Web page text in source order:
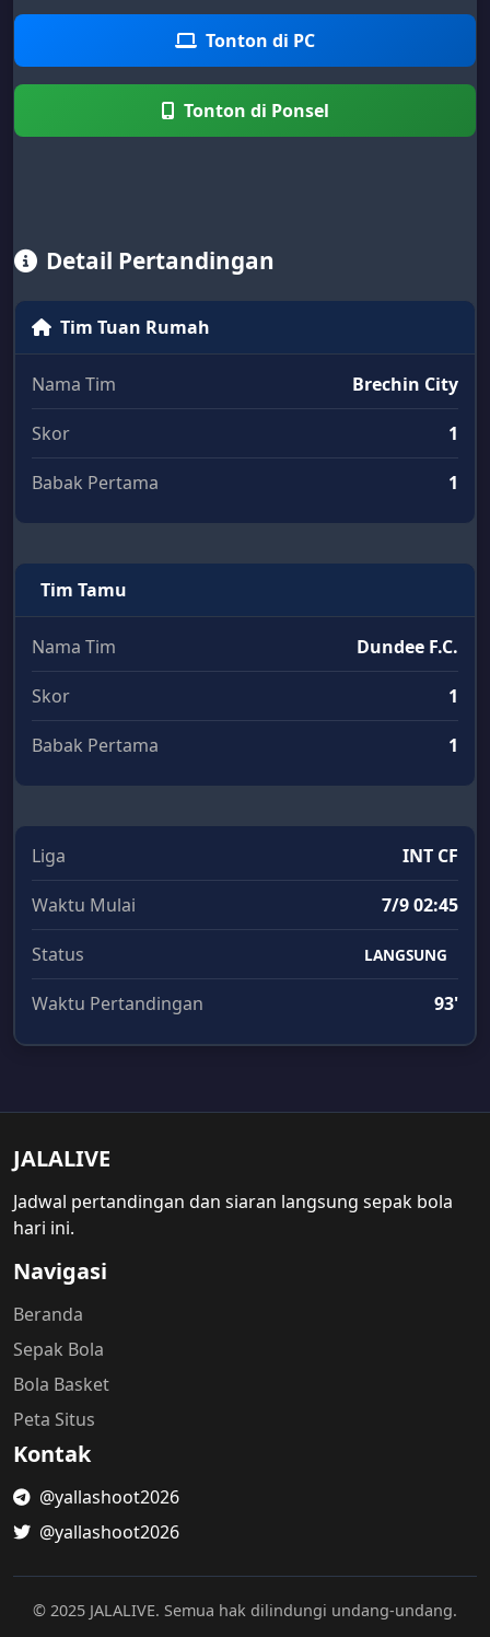
Tonton di PC
Tonton di Ponsel
Detail Pertandingan
Tim Tuan Rumah
Nama Tim Brechin City
Skor 1
Babak Pertama 1
Tim Tamu
Nama Tim Dundee F.C.
Skor 1
Babak Pertama 1
Liga INT CF
Waktu Mulai 7/9 02:45
Status LANGSUNG
Waktu Pertandingan 93'
JALALIVE
Jadwal pertandingan dan siaran langsung sepak bola
hari ini.
Navigasi
Beranda
Sepak Bola
Bola Basket
Peta Situs
Kontak
@yallashoot2026
@yallashoot2026
© 2025 JALALIVE. Semua hak dilindungi undang-undang.